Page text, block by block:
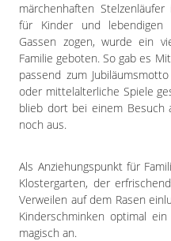
märchenhaften
für Kinder und lebendigen
Gassen zogen, wurde ein
Familie geboten. So gab es
passend zum
oder mittelalterliche Spiele
blieb dort bei einem Besuch
noch aus.
Als Anziehungspunkt für
Klostergarten, der
Verweilen auf dem Rasen
Kinderschminken optimal
magisch an.